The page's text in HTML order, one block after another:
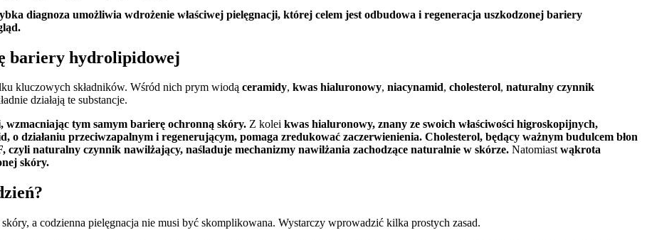
diagnoza umożliwia wdrożenie właściwej pielęgnacji, której celem jest odbudowa i regeneracja uszkodzonej bariery
bariery hydrolipidowej
kluczowych składników. Wśród nich prym wiodą ceramidy, kwas hialuronowy, niacynamid, cholesterol, naturalny czynnik
działają te substancje.
tym samym barierę ochronną skóry. Z kolei kwas hialuronowy, znany ze swoich właściwości higroskopijnych,
o działaniu przeciwzapalnym i regenerującym, pomaga zredukować zaczerwienienia. Cholesterol, będący ważnym budulcem błon
czyli naturalny czynnik nawilżający, naśladuje mechanizmy nawilżania zachodzące naturalnie w skórze. Natomiastwąkrota
skóry.
a codzienna pielęgnacja nie musi być skomplikowana. Wystarczy wprowadzić kilka prostych zasad.